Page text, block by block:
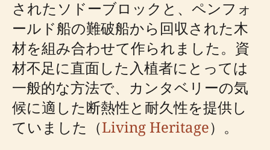
されたソドーブロックと、ペンフォ
ールド船の難破船から回収された木
材を組み合わせて作られました。資
材不足に直面した入植者にとっては
一般的な方法で、カンタベリーの気
候に適した断熱性と耐久性を提供し
ていました（Living Heritage）。